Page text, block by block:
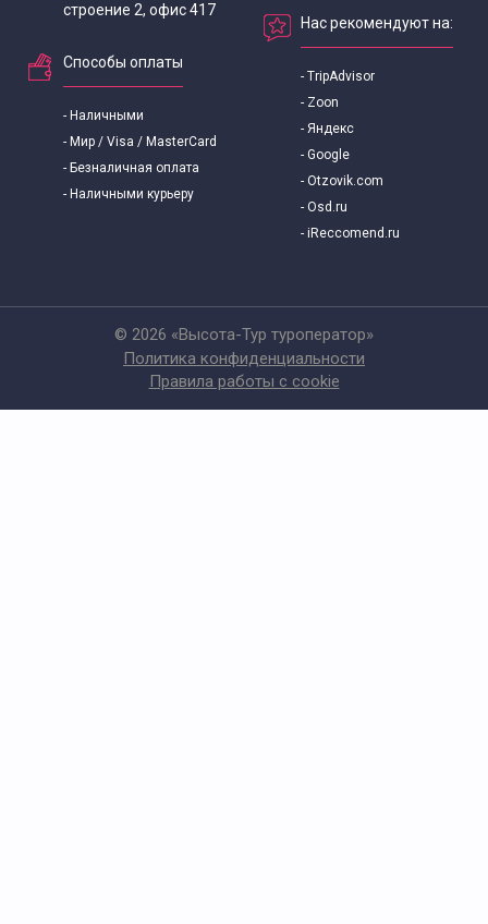
строение 2, офис 417
Способы оплаты
- Наличными
- Мир / Visa / MasterCard
- Безналичная оплата
- Наличными курьеру
Нас рекомендуют на:
- TripAdvisor
- Zoon
- Яндекс
- Google
- Otzovik.com
- Osd.ru
- iReccomend.ru
© 2026 «Высота-Тур туроператор»
Политика конфиденциальности
Правила работы с cookie